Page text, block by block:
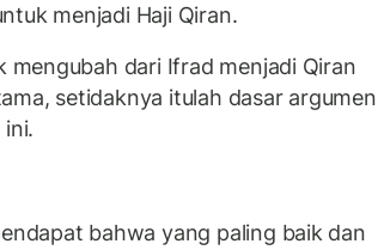
menjadi Haji Qiran.
mengubah dari Ifrad menjadi Qiran
setidaknya itulah dasar argumen
bahwa yang paling baik dan